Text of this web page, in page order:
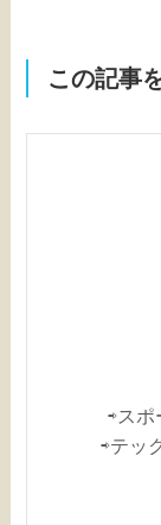
この記事
⇨スポ
⇨テッ